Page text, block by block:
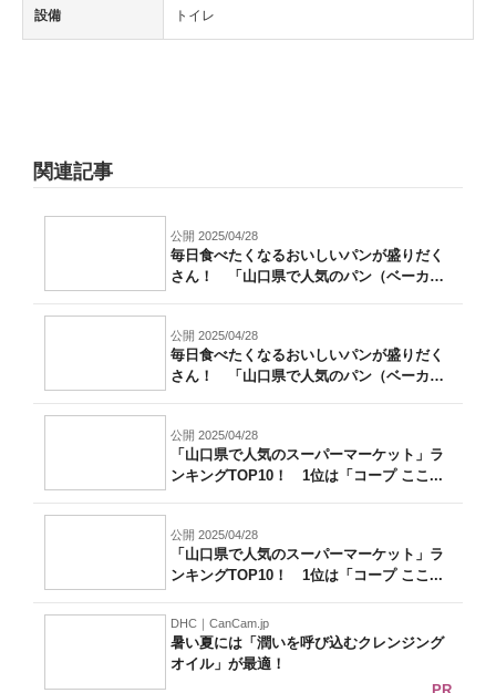
設備 トイレ
関連記事
公開 2025/04/28
毎日食べたくなるおいしいパンが盛りだく
さん！ 「山口県で人気のパン（ベーカリ
公開 2025/04/28
毎日食べたくなるおいしいパンが盛りだく
さん！ 「山口県で人気のパン（ベーカリ
公開 2025/04/28
「山口県で人気のスーパーマーケット」ラ
ンキングTOP10！ 1位は「コープ ここ...
公開 2025/04/28
「山口県で人気のスーパーマーケット」ラ
ンキングTOP10！ 1位は「コープ ここ...
DHC｜CanCam.jp
暑い夏には「潤いを呼び込むクレンジング
オイル」が最適！